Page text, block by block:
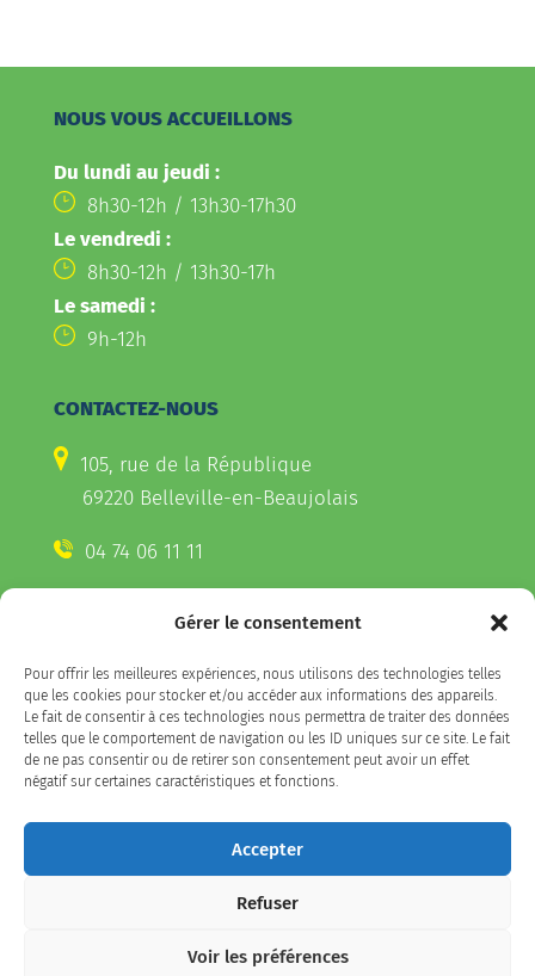
Gérer le consentement
Pour offrir les meilleures expériences, nous utilisons des technologies telles
que les cookies pour stocker et/ou accéder aux informations des appareils.
Le fait de consentir à ces technologies nous permettra de traiter des données
telles que le comportement de navigation ou les ID uniques sur ce site. Le fait
de ne pas consentir ou de retirer son consentement peut avoir un effet
négatif sur certaines caractéristiques et fonctions.
Accepter
Refuser
Voir les préférences
NOUS VOUS ACCUEILLONS
Du lundi au jeudi :
8h30-12h / 13h30-17h30
Le vendredi :
8h30-12h / 13h30-17h
Le samedi :
9h-12h
CONTACTEZ-NOUS
105, rue de la République
69220 Belleville-en-Beaujolais
04 74 06 11 11
CONTACTEZ-NOUS
Télécharger l'appli Belleville
sur votre smartphone
Instagram